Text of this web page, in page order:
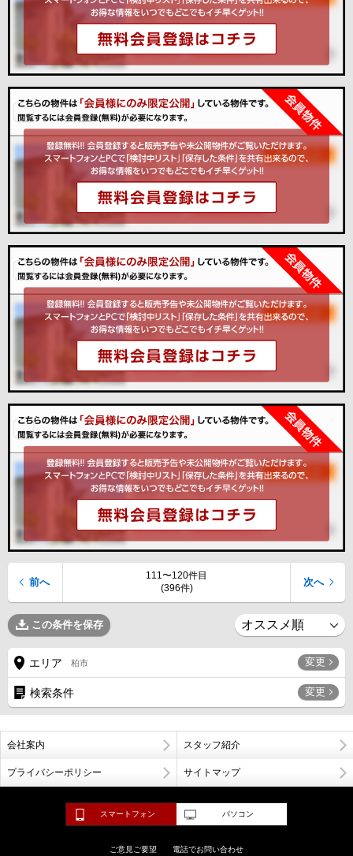
111〜120件目
(396件)
前へ 次へ
この条件を保存
エリア 柏市 変更
検索条件 変更
会社案内 スタッフ紹介
プライバシーポリシー サイトマップ
スマートフォン パソコン
ご意見ご要望 電話でお問い合わせ